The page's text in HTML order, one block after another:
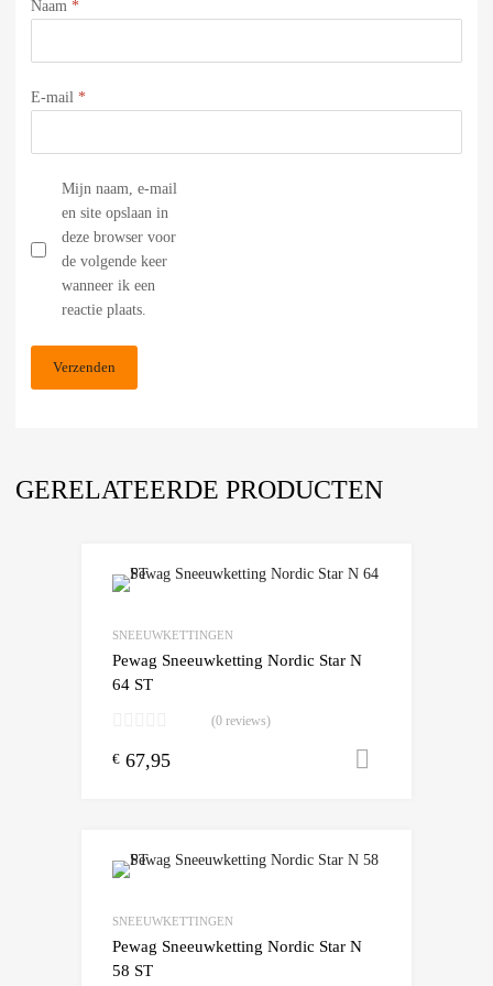
Naam *
E-mail *
Mijn naam, e-mail
en site opslaan in
deze browser voor
de volgende keer
wanneer ik een
reactie plaats.
GERELATEERDE PRODUCTEN
SNEEUWKETTINGEN
Pewag Sneeuwketting Nordic Star N
64 ST
(0 reviews)
€ 67,95
SNEEUWKETTINGEN
Pewag Sneeuwketting Nordic Star N
58 ST